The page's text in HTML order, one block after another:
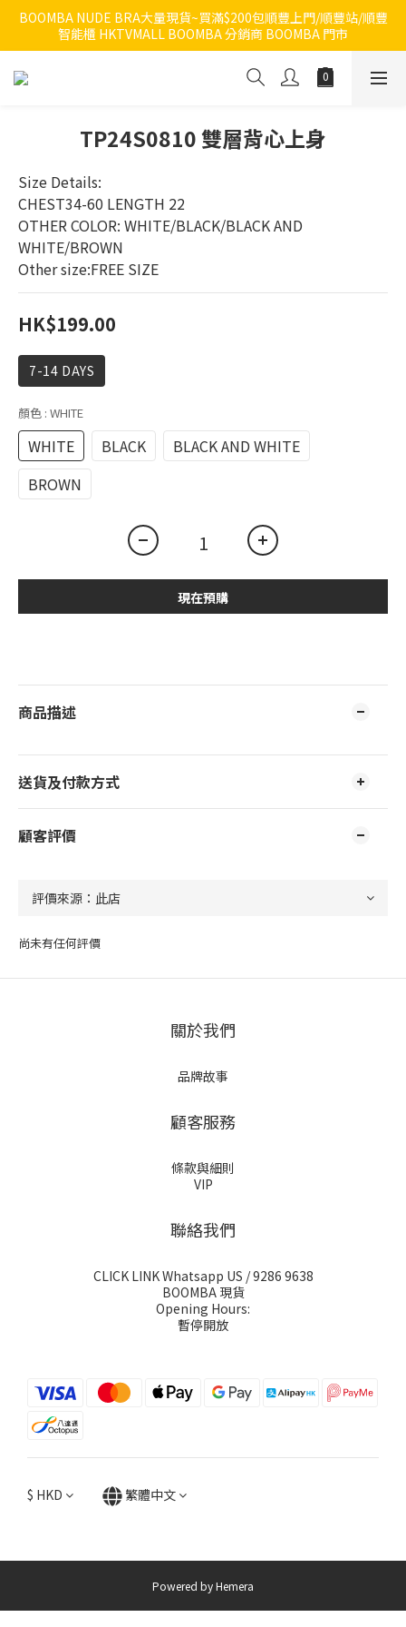
BOOMBA NUDE BRA大量現貨~買滿$200包順豐上門/順豐站/順豐
智能櫃 HKTVMALL BOOMBA 分銷商 BOOMBA 門市
TP24S0810 雙層背心上身
Size Details:
CHEST34-60 LENGTH 22
OTHER COLOR: WHITE/BLACK/BLACK AND
WHITE/BROWN
Other size:FREE SIZE
HK$199.00
7-14 DAYS
顏色 : WHITE
WHITE BLACK
BLACK AND WHITE
BROWN
現在預購
商品描述
送貨及付款方式
顧客評價
尚未有任何評價
關於我們
品牌故事
顧客服務
條款與細則
VIP
聯絡我們
CLICK LINK Whatsapp US / 9286 9638
BOOMBA 現貨
Opening Hours:
暫停開放
$ HKD 繁體中文
Powered by Hemera